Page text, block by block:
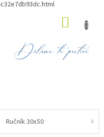
Ručník 30x50